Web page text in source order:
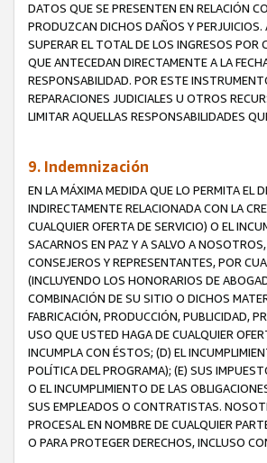
DATOS QUE SE PRESENTEN EN RELACIÓN
PRODUZCAN DICHOS DAÑOS Y
SUPERAR EL TOTAL DE LOS INGRESOS
QUE ANTECEDAN DIRECTAMENTE A LA
RESPONSABILIDAD. POR ESTE
REPARACIONES JUDICIALES U OTROS
LIMITAR AQUELLAS RESPONSABILIDADES
9. Indemnización
EN LA MÁXIMA MEDIDA QUE LO PERMITA EL
INDIRECTAMENTE RELACIONADA CON LA
CUALQUIER OFERTA DE SERVICIO) O EL
SACARNOS EN PAZ Y A SALVO A
CONSEJEROS Y REPRESENTANTES, POR
(INCLUYENDO LOS HONORARIOS DE
COMBINACIÓN DE SU SITIO O DICHOS
FABRICACIÓN, PRODUCCIÓN, PUBLICIDAD,
USO QUE USTED HAGA DE CUALQUIER
INCUMPLA CON ÉSTOS; (D) EL
POLÍTICA DEL PROGRAMA); (E) SUS
O EL INCUMPLIMIENTO DE LAS
SUS EMPLEADOS O CONTRATISTAS.
PROCESAL EN NOMBRE DE CUALQUIER
O PARA PROTEGER DERECHOS, INCLUSO